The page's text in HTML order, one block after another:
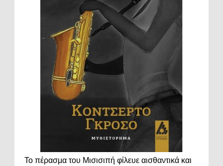
Το πέρασμα του Μισισιπή φίλευε αισθαντικά και